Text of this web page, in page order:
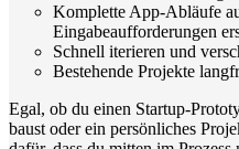
Komplette App-Abläufe
Eingabeaufforderungen
Schnell iterieren und
Bestehende Projekte
Egal, ob du einen Startup-
baust oder ein persönliches